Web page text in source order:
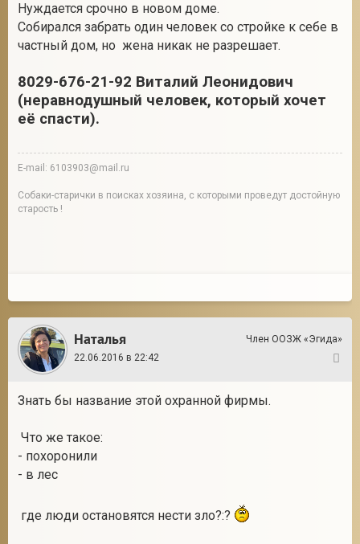
Нуждается срочно в новом доме.
Собирался забрать один человек со стройке к себе в
частный дом, но жена никак не разрешает.
8029-676-21-92 Виталий Леонидович
(неравнодушный человек, который хочет
её спасти).
E-mail: 6103903@mail.ru
Собаки-старички в поисках хозяина, с которыми проведут достойную
старость !
Наталья
Член ООЗЖ «Эгида»
22.06.2016 в 22:42
Знать бы название этой охранной фирмы.
Что же такое:
- похоронили
- в лес
где люди остановятся нести зло?:?